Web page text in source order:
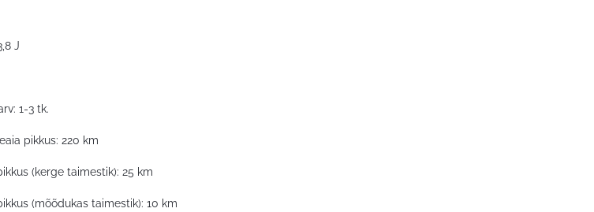
J
1-3 tk.
pikkus: 220 km
(kerge taimestik): 25 km
(mõõdukas taimestik): 10 km